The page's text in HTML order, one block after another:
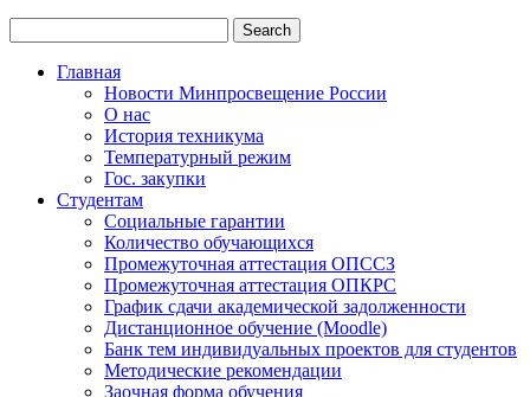
Главная
Новости Минпросвещение России
О нас
История техникума
Температурный режим
Гос. закупки
Студентам
Социальные гарантии
Количество обучающихся
Промежуточная аттестация ОПССЗ
Промежуточная аттестация ОПКРС
График сдачи академической задолженности
Дистанционное обучение (Moodle)
Банк тем индивидуальных проектов для студентов
Методические рекомендации
Заочная форма обучения